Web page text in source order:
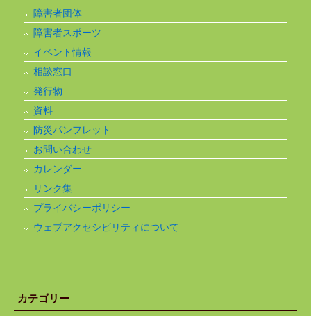
障害者団体
障害者スポーツ
イベント情報
相談窓口
発行物
資料
防災パンフレット
お問い合わせ
カレンダー
リンク集
プライバシーポリシー
ウェブアクセシビリティについて
カテゴリー